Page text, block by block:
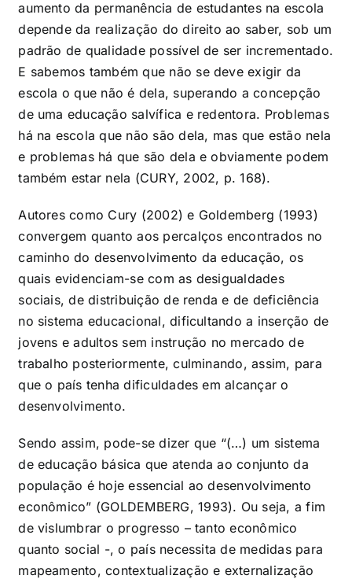
aumento da permanência de estudantes na escola
depende da realização do direito ao saber, sob um
padrão de qualidade possível de ser incrementado.
E sabemos também que não se deve exigir da
escola o que não é dela, superando a concepção
de uma educação salvífica e redentora. Problemas
há na escola que não são dela, mas que estão nela
e problemas há que são dela e obviamente podem
também estar nela (CURY, 2002, p. 168).
Autores como Cury (2002) e Goldemberg (1993)
convergem quanto aos percalços encontrados no
caminho do desenvolvimento da educação, os
quais evidenciam-se com as desigualdades
sociais, de distribuição de renda e de deficiência
no sistema educacional, dificultando a inserção de
jovens e adultos sem instrução no mercado de
trabalho posteriormente, culminando, assim, para
que o país tenha dificuldades em alcançar o
desenvolvimento.
Sendo assim, pode-se dizer que “(…) um sistema
de educação básica que atenda ao conjunto da
população é hoje essencial ao desenvolvimento
econômico” (GOLDEMBERG, 1993). Ou seja, a fim
de vislumbrar o progresso – tanto econômico
quanto social -, o país necessita de medidas para
mapeamento, contextualização e externalização